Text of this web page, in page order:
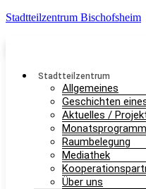
Stadtteilzentrum Bischofsheim
Stadtteilzentrum
Allgemeines
Geschichten
Aktuelles /
Monatsprogramm
Raumbelegung
Mediathek
Über uns